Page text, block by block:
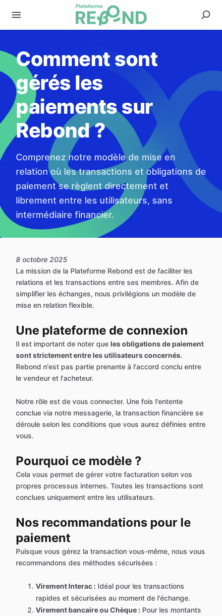
Comment sont
gérés les
paiements sur
Rebond ?
Comprenez notre modèle de mise en
relation où les transactions et obligations de
paiement se règlent directement et
librement entre les utilisateurs, sans
intermédiaire financier.
8 octobre 2025
La mission de la Plateforme Rebond est de faciliter les
relations et les transactions entre ses membres. Afin de
simplifier les échanges, nous privilégions un modèle de
mise en relation flexible.
Une plateforme de connexion
Il est important de noter que les obligations de paiement
sont strictement entre les utilisateurs concernés.
Rebond n'est pas partie prenante à l'accord conclu entre
le vendeur et l'acheteur.
Notre rôle est de vous connecter. Une fois l'entente
conclue via notre messagerie, la transaction financière se
déroule selon les conditions que vous aurez définies entre
vous.
Pourquoi ce modèle ?
Cela vous permet de gérer votre facturation selon vos
propres processus internes. Toutes les transactions sont
conclues uniquement entre les utilisateurs.
Nos recommandations pour le
paiement
Puisque vous gérez la transaction vous-même, nous vous
recommandons des méthodes sécurisées :
Virement Interac : Idéal pour les transactions
rapides et sécurisées au moment de l'échange.
Virement bancaire ou Chèque : Pour les montants